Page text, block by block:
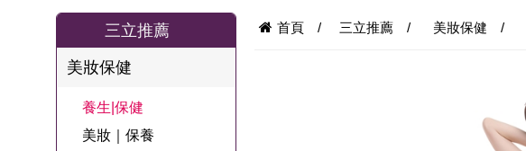
古溜x五秀園
熱銷排行
夜聯名
熱銷排行
品
熱銷排行
清潔用品
熱銷排行
機能服飾
養生|保健
池昌旭代言
熱銷排行
女內褲
熱銷排行
美容專區
韓國
SKINASSET
甘味人生鍵力
肽↙85折
百味人生
三立推薦
美妝保健
養生|保健
美妝｜保養
首頁 / 三立推薦 / 美妝保健 /